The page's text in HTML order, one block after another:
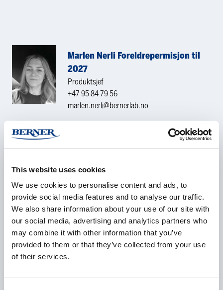
This website uses cookies
We use cookies to personalise content and ads, to
provide social media features and to analyse our traffic.
We also share information about your use of our site with
our social media, advertising and analytics partners who
may combine it with other information that you’ve
provided to them or that they’ve collected from your use
of their services.
Marlen Nerli Foreldrepermisjon til
2027
Produktsjef
+47 95 84 79 56
marlen.nerli@bernerlab.no
KONTAKTFORESPØRSEL
Selskap *